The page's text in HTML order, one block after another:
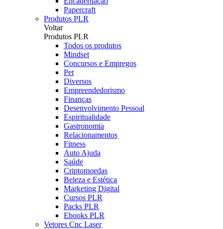
Papercraft
Produtos PLR
Voltar
Produtos PLR
Todos os produtos
Mindset
Concursos e Empregos
Pet
Diversos
Empreendedorismo
Finanças
Desenvolvimento Pessoal
Espiritualidade
Gastronomia
Relacionamentos
Fitness
Auto Ajuda
Saúde
Criptomoedas
Beleza e Estética
Marketing Digital
Cursos PLR
Packs PLR
Ebooks PLR
Vetores Cnc Laser